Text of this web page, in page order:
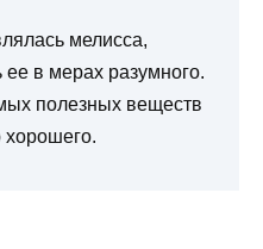
мелисса,
ее в мерах разумного.
полезных веществ
хорошего.